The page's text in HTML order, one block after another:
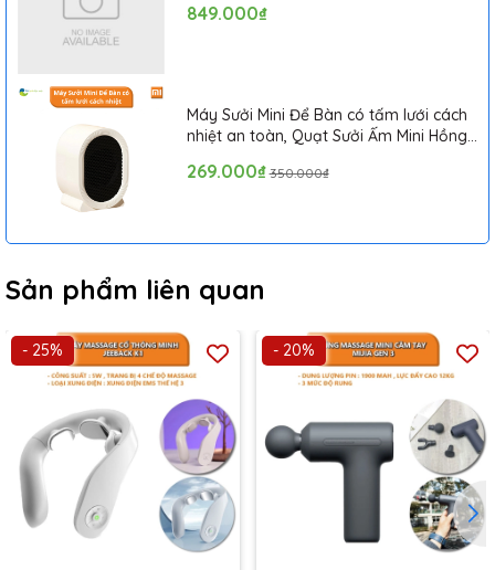
849.000₫
Máy Sưởi Mini Để Bàn có tấm lưới cách
nhiệt an toàn, Quạt Sưởi Ấm Mini Hồng
269.000₫ 350.000₫
Sản phẩm liên quan
- 25% - 20%